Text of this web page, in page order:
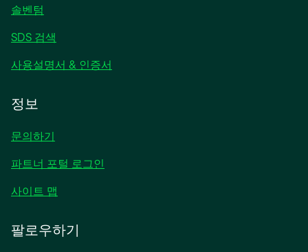
솔벤텀
SDS 검색
사용설명서 & 인증서
정보
문의하기
파트너 포털 로그인
사이트 맵
팔로우하기